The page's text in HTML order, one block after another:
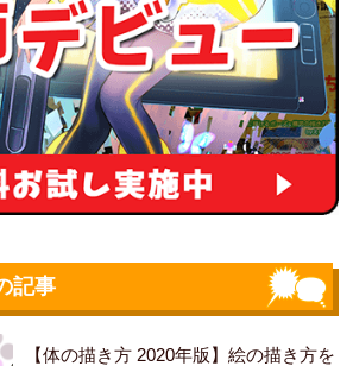
記事
【体の描き方 2020年版】絵の描き方を